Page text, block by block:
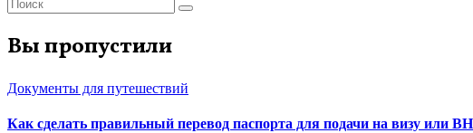
Вы пропустили
Документы для путешествий
Как сделать правильный перевод паспорта для подачи на визу или